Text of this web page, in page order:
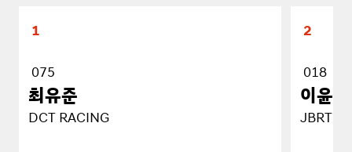
1
075
최유준
DCT RACING
2
018
이윤재
JBRT